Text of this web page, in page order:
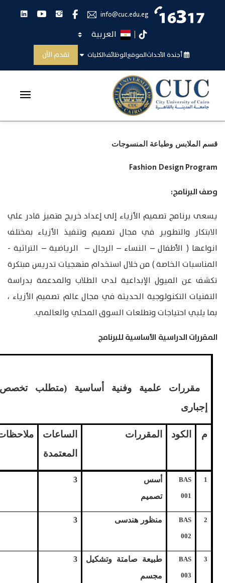
info@cuc.edu.eg فيس بوكانستجراميوتيوبلينكدان
تيك توكاختر اللغة
أجندة الأحداثالموقعالوظائفالكليات تقدم الآن
توصيف المقررات الدراسية للطالب
الرئيسية توصيف المقررات الدراسية للطالب
قسم الملابس وطباعة المنسوجات
Fashion Design Program
وصف البرنامج:
يسعى برنامج تصميم الأزياء إلى إعداد خريج متميز قادر علي
الابتكار والتطوير في مجال تصميم وتنفيذ الأزياء بمختلف
انواعها ( الأطفال – النساء – الرجال – الرياضية – التراثية -
المناسبات الخاصة ) من خلال استخدام منهجيات تدريس مبتكرة
تكشف عن الميول الإبداعية لدى الطلاب والمدعمة بدراسة
التقنيات التكنولوجية الحديثة في مجال عالم تصميم الأزياء ،
بما يلبي احتياجات وتطلعات السوق المحلي والعالمي.
المقررات الدراسية الأساسية للبرنامج
مقررات علمية وفنية أساسية (متطلب
إجبارى
م الكود المقررات
الساعات
المعتمدة
1
BAS
001
أسس
تصميم
3
2
BAS
002
منظور هندسى 3
3
BAS
003
طبيعة صامتة وتشكيل
مجسم
3